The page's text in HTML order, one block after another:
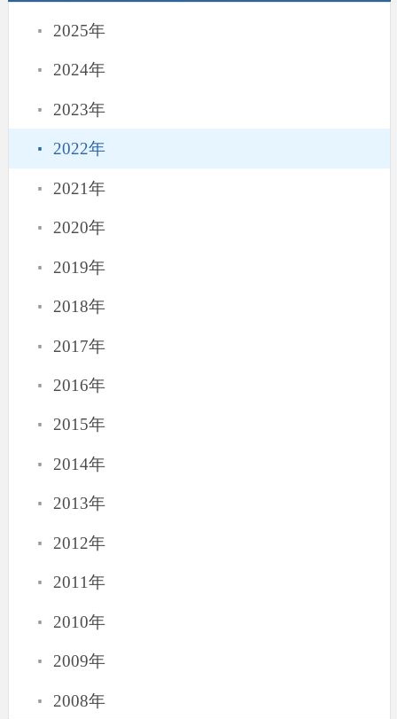
· 2025年
· 2024年
· 2023年
· 2022年
· 2021年
· 2020年
· 2019年
· 2018年
· 2017年
· 2016年
· 2015年
· 2014年
· 2013年
· 2012年
· 2011年
· 2010年
· 2009年
· 2008年